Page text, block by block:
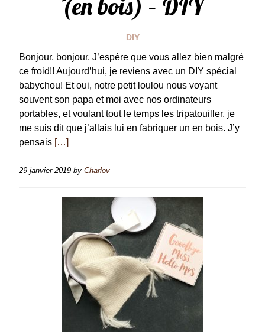
DIY
Bonjour, bonjour, J’espère que vous allez bien malgré
ce froid!! Aujourd’hui, je reviens avec un DIY spécial
babychou! Et oui, notre petit loulou nous voyant
souvent son papa et moi avec nos ordinateurs
portables, et voulant tout le temps les tripatouiller, je
me suis dit que j’allais lui en fabriquer un en bois. J’y
pensais […]
29 janvier 2019 by Charlov